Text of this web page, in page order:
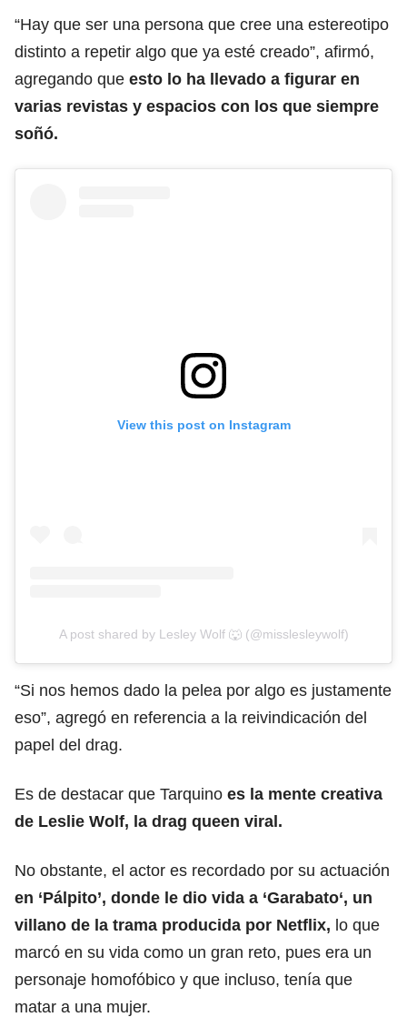
“Hay que ser una persona que cree una estereotipo
distinto a repetir algo que ya esté creado”, afirmó,
agregando que esto lo ha llevado a figurar en
varias revistas y espacios con los que siempre
soñó.
View this post on Instagram
A post shared by Lesley Wolf 🐺 (@misslesleywolf)
“Si nos hemos dado la pelea por algo es justamente
eso”, agregó en referencia a la reivindicación del
papel del drag.
Es de destacar que Tarquino es la mente creativa
de Leslie Wolf, la drag queen viral.
No obstante, el actor es recordado por su actuación
en ‘Pálpito’, donde le dio vida a ‘Garabato‘, un
villano de la trama producida por Netflix, lo que
marcó en su vida como un gran reto, pues era un
personaje homofóbico y que incluso, tenía que
matar a una mujer.